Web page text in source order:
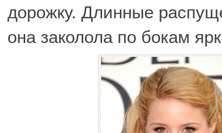
дорожку. Длинные
она заколола по бокам